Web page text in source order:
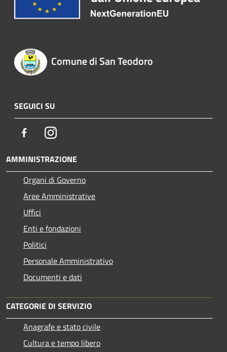
Comune di San Teodoro
SEGUICI SU
FacebookInstagram
AMMINISTRAZIONE
Organi di Governo
Aree Amministrative
Uffici
Enti e fondazioni
Politici
Personale Amministrativo
Documenti e dati
CATEGORIE DI SERVIZIO
Anagrafe e stato civile
Cultura e tempo libero